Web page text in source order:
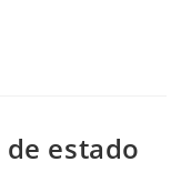
estado